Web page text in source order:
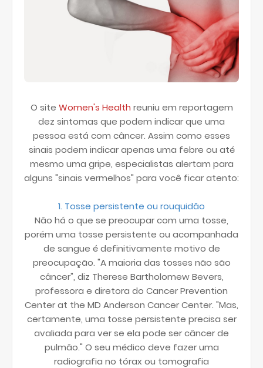
O site Women's Health reuniu em reportagem
dez sintomas que podem indicar que uma
pessoa está com câncer. Assim como esses
sinais podem indicar apenas uma febre ou até
mesmo uma gripe, especialistas alertam para
alguns "sinais vermelhos" para você ficar atento:
1. Tosse persistente ou rouquidão
Não há o que se preocupar com uma tosse,
porém uma tosse persistente ou acompanhada
de sangue é definitivamente motivo de
preocupação. "A maioria das tosses não são
câncer", diz Therese Bartholomew Bevers,
professora e diretora do Cancer Prevention
Center at the MD Anderson Cancer Center. "Mas,
certamente, uma tosse persistente precisa ser
avaliada para ver se ela pode ser câncer de
pulmão." O seu médico deve fazer uma
radiografia no tórax ou tomografia